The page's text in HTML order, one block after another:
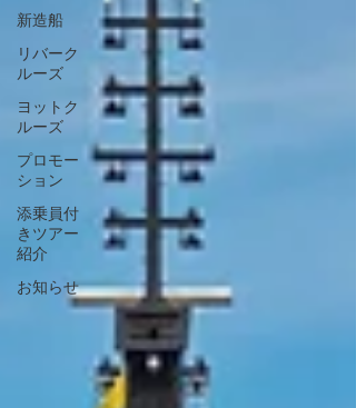
新造船
リバーク
ルーズ
ヨットク
ルーズ
プロモー
ション
添乗員付
きツアー
紹介
お知らせ